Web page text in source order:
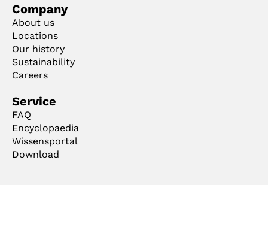
Company
About us
Locations
Our history
Sustainability
Careers
Service
FAQ
Encyclopaedia
Wissensportal
Download